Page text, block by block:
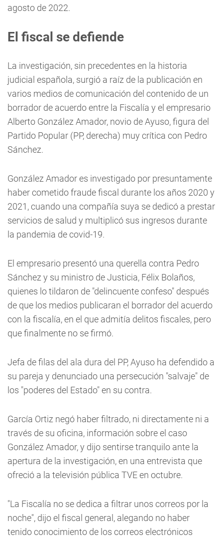
agosto de 2022.
El fiscal se defiende
La investigación, sin precedentes en la historia
judicial española, surgió a raíz de la publicación en
varios medios de comunicación del contenido de un
borrador de acuerdo entre la Fiscalía y el empresario
Alberto González Amador, novio de Ayuso, figura del
Partido Popular (PP, derecha) muy crítica con Pedro
Sánchez.
González Amador es investigado por presuntamente
haber cometido fraude fiscal durante los años 2020 y
2021, cuando una compañía suya se dedicó a prestar
servicios de salud y multiplicó sus ingresos durante
la pandemia de covid-19.
El empresario presentó una querella contra Pedro
Sánchez y su ministro de Justicia, Félix Bolaños,
quienes lo tildaron de "delincuente confeso" después
de que los medios publicaran el borrador del acuerdo
con la fiscalía, en el que admitía delitos fiscales, pero
que finalmente no se firmó.
Jefa de filas del ala dura del PP, Ayuso ha defendido a
su pareja y denunciado una persecución "salvaje" de
los "poderes del Estado" en su contra.
García Ortiz negó haber filtrado, ni directamente ni a
través de su oficina, información sobre el caso
González Amador, y dijo sentirse tranquilo ante la
apertura de la investigación, en una entrevista que
ofreció a la televisión pública TVE en octubre.
"La Fiscalía no se dedica a filtrar unos correos por la
noche", dijo el fiscal general, alegando no haber
tenido conocimiento de los correos electrónicos